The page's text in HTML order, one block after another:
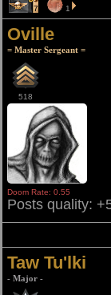
7 1
Oville
= Master Sergeant =
518
Doom Rate: 0.55
Posts quality:
Taw Tu'lki
- Major -